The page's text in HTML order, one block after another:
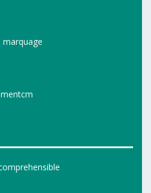
marquage